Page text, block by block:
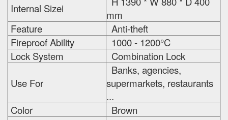
Internal Sizei
mm
Feature
Anti-theft
Fireproof Ability
1000 - 1200°C
Lock System
Combination Lock
Use For
Banks, agencies,
supermarkets, restaurants
...
Color
Brown